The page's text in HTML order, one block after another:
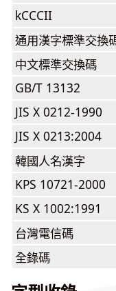
kCCCII
通用漢字標準交換
中文標準交換碼
GB/T 13132
JIS X 0212-1990
JIS X 0213:2004
韓國人名漢字
KPS 10721-2000
KS X 1002:1991
台灣電信碼
全錄碼